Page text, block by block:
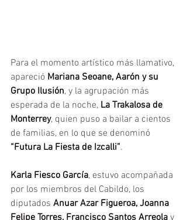
Para el momento artístico más llamativo,
apareció Mariana Seoane, Aarón y su
Grupo Ilusión, y la agrupación más
esperada de la noche, La Trakalosa de
Monterrey, quien puso a bailar a cientos
de familias, en lo que se denominó
“Futura La Fiesta de Izcalli”.
Karla Fiesco García, estuvo acompañada
por los miembros del Cabildo, los
diputados Anuar Azar Figueroa, Joanna